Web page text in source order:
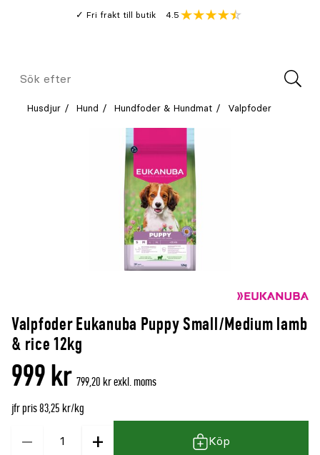
Fri frakt till butik
Genomsnitt
4.5
Meny
Sök
Husdjur Hund Hundfoder & Hundmat Valpfoder
Valpfoder Eukanuba Puppy Small/Medium lamb
& rice 12kg
999 kr 799,20 kr exkl. moms
jfr pris 83,25 kr/kg
−
Kvantitet + Köp